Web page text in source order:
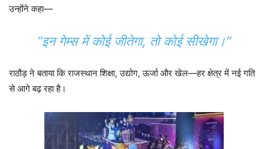
उन्होंने कहा—
“इन गेम्स में कोई जीतेगा, तो कोई सीखेगा।”
राठौड़ ने बताया कि राजस्थान शिक्षा, उद्योग, ऊर्जा और खेल—हर क्षेत्र में नई गति
से आगे बढ़ रहा है।